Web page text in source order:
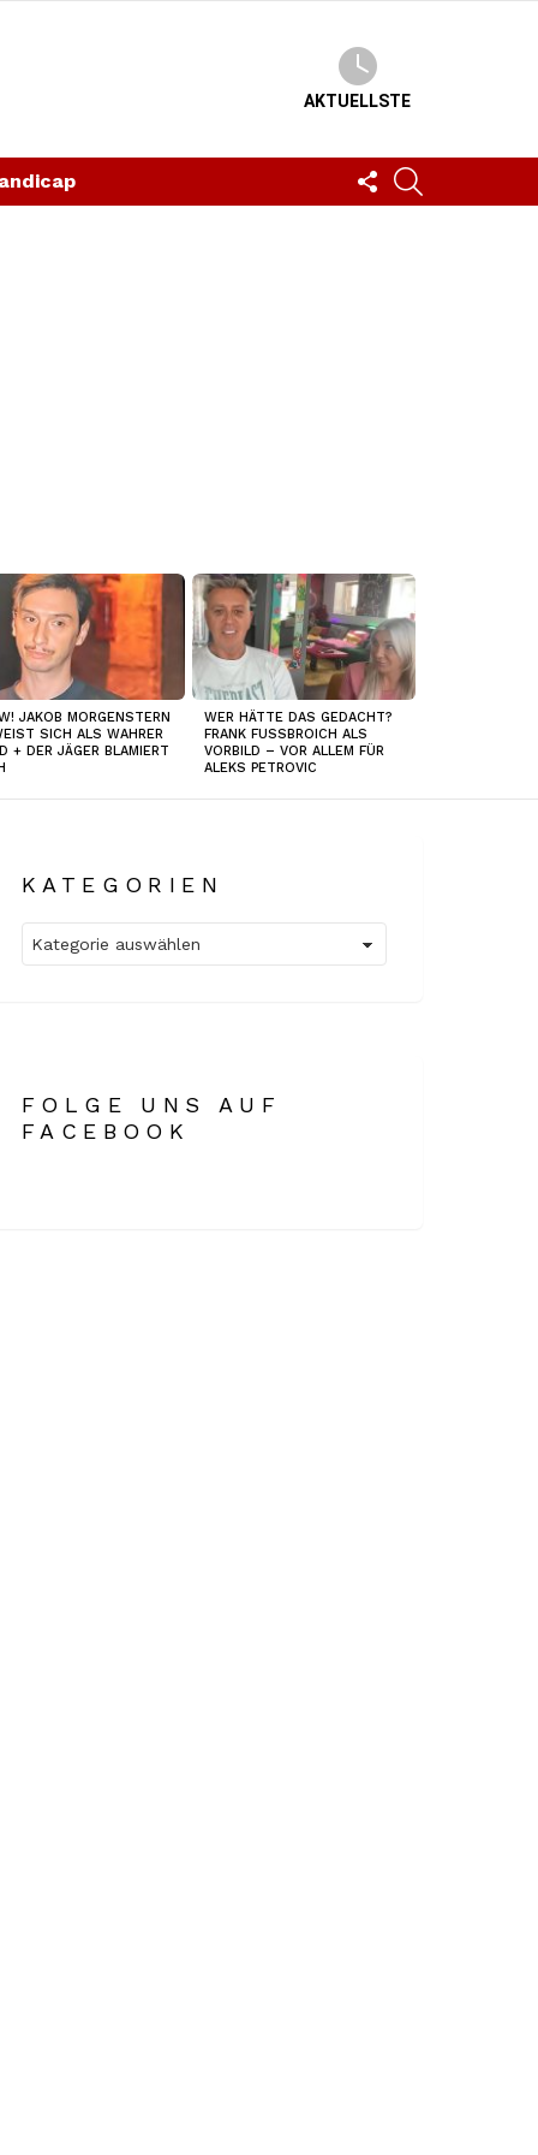
AKTUELLSTE
FOLLOW
US
JAKOB MORGENSTERN
SICH ALS WAHRER
+ DER JÄGER BLAMIERT
WER HÄTTE DAS GEDACHT?
FRANK FUSSBROICH ALS
VORBILD – VOR ALLEM FÜR
ALEKS PETROVIC
KATEGORIEN
FOLGE UNS AUF
FACEBOOK